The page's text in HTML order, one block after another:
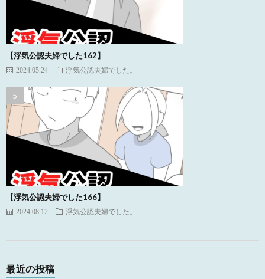
【浮気公認夫婦でした162】
2024.05.24 浮気公認夫婦でした。
【浮気公認夫婦でした166】
2024.08.12 浮気公認夫婦でした。
最近の投稿